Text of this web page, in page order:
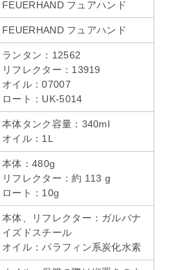
FEUERHAND フュアハンド
FEUERHAND フュアハンド
ランタン：12562
リフレクター：13919
オイル：07007
ロート：UK-5014
本体タンク容量：340ml
オイル：1L
本体：480g
リフレクター：約 113 g
ロート：10g
本体、リフレクター：ガルバナ
イズドスチール
オイル：パラフィン系炭化水素